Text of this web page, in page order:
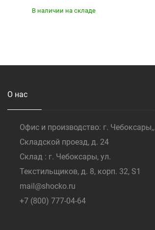
В наличии на складе
О нас
Офис и производство: г. Чебоксары,,
Складской проезд, д. 24
Склад : г. Чебоксары, ул.
Текстильщиков, д. 8, корп. 32, S1
mail@shocko.ru
+7 (800) 777-04-64